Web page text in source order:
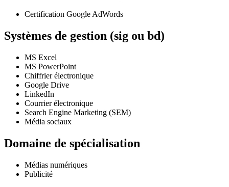
Certification Google AdWords
Systèmes de gestion (sig ou bd)
MS Excel
MS PowerPoint
Chiffrier électronique
Google Drive
LinkedIn
Courrier électronique
Search Engine Marketing (SEM)
Média sociaux
Domaine de spécialisation
Médias numériques
Publicité